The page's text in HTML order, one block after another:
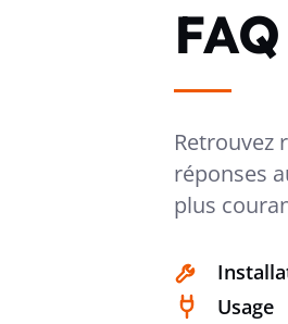
Retrouvez
réponses
plus
Usage